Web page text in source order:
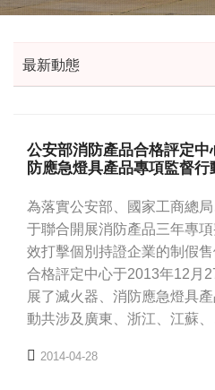
最新動態
公安部消防產品合格評定
防應急燈具產品專項監督行
為落實公安部、國家工商總
于聯合開展消防產品三年專
效打擊個別持證企業的制假
合格評定中心于2013年12月
展了滅火器、消防應急燈具
動共涉及廣東、浙江、江蘇
2014-04-28